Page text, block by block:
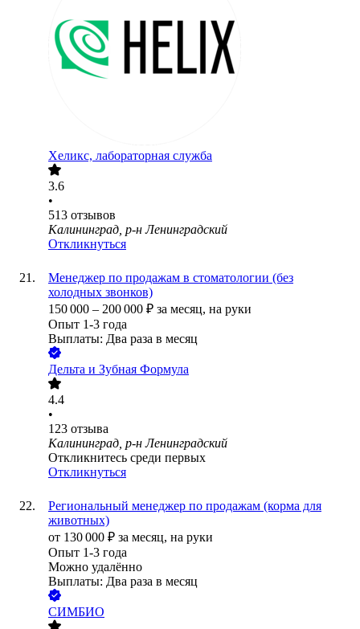
Хеликс, лабораторная служба
3.6
•
513 отзывов
Калининград, р-н Ленинградский
Откликнуться
Менеджер по продажам в стоматологии (без
холодных звонков)
150 000 – 200 000 ₽ за месяц, на руки
Опыт 1-3 года
Выплаты: Два раза в месяц
Дельта и Зубная Формула
4.4
•
123 отзыва
Калининград, р-н Ленинградский
Откликнитесь среди первых
Откликнуться
Региональный менеджер по продажам (корма для
животных)
от 130 000 ₽ за месяц, на руки
Опыт 1-3 года
Можно удалённо
Выплаты: Два раза в месяц
СИМБИО